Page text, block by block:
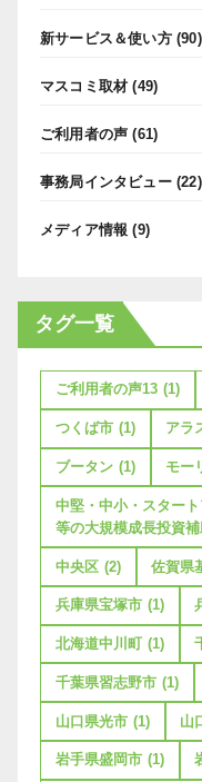
新サービス＆使い方(90)
マスコミ取材 (49)
ご利用者の声 (61)
事務局インタビュー(22)
メディア情報 (9)
タグ一覧
ご利用者の声13 (1)
つくば市 (1) アラ
ブータン (1) モー
中堅・中小・スター
等の大規模成長投資
中央区 (2) 佐賀県
兵庫県宝塚市 (1)
北海道中川町 (1)
千葉県習志野市 (1)
山口県光市 (1) 山
岩手県盛岡市 (1)